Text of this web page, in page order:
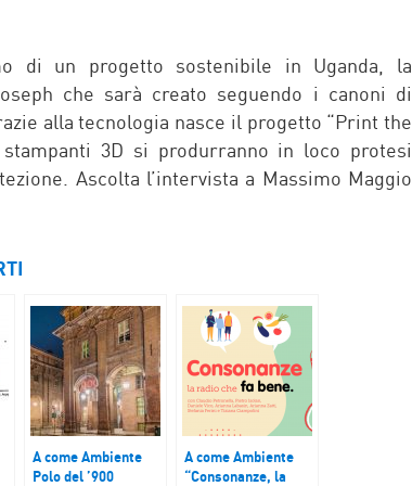
di un progetto sostenibile in Uganda, la
che sarà creato seguendo i canoni di
alla tecnologia nasce il progetto “Print the
3D si produrranno in loco protesi
Ascolta l’intervista a Massimo Maggio
A come Ambiente
Polo del ’900
A come Ambiente
“Consonanze, la